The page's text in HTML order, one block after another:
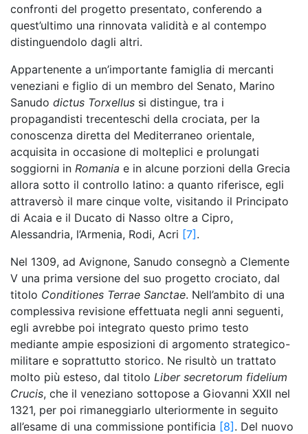
confronti del progetto presentato, conferendo a
quest’ultimo una rinnovata validità e al contempo
distinguendolo dagli altri.
Appartenente a un’importante famiglia di mercanti
veneziani e figlio di un membro del Senato, Marino
Sanudo dictus Torxellus si distingue, tra i
propagandisti trecenteschi della crociata, per la
conoscenza diretta del Mediterraneo orientale,
acquisita in occasione di molteplici e prolungati
soggiorni in Romania e in alcune porzioni della Grecia
allora sotto il controllo latino: a quanto riferisce, egli
attraversò il mare cinque volte, visitando il Principato
di Acaia e il Ducato di Nasso oltre a Cipro,
Alessandria, l’Armenia, Rodi, Acri [7].
Nel 1309, ad Avignone, Sanudo consegnò a Clemente
V una prima versione del suo progetto crociato, dal
titolo Conditiones Terrae Sanctae. Nell’ambito di una
complessiva revisione effettuata negli anni seguenti,
egli avrebbe poi integrato questo primo testo
mediante ampie esposizioni di argomento strategico-
militare e soprattutto storico. Ne risultò un trattato
molto più esteso, dal titolo Liber secretorum fidelium
Crucis, che il veneziano sottopose a Giovanni XXII nel
1321, per poi rimaneggiarlo ulteriormente in seguito
all’esame di una commissione pontificia [8]. Del nuovo